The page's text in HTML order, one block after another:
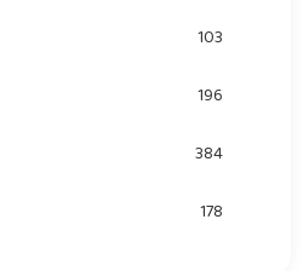
103
196
384
178